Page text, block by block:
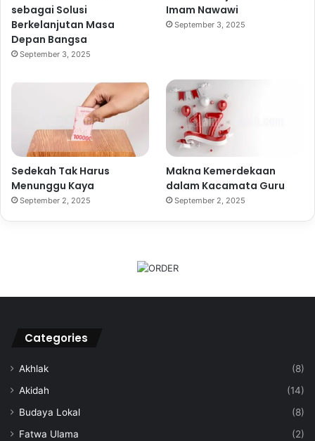
sebagai Solusi
Berkelanjutan Masa
Depan Bangsa
September 3, 2025
Imam Nawawi
September 3, 2025
Sedekah Tak Harus
Menunggu Kaya
September 2, 2025
Makna Kemerdekaan
dalam Kacamata Guru
September 2, 2025
Categories
Akhlak
(8)
Akidah
(14)
Budaya Lokal
(8)
Fatwa Ulama
(2)